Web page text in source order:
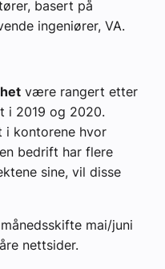
basert på
ingeniører, VA.
være rangert etter
i 2019 og 2020.
i kontorene hvor
bedrift har flere
sine, vil disse
mai/juni
nettsider.